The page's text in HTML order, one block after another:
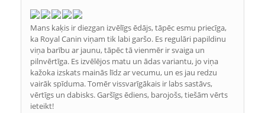
Mans kaķis ir diezgan izvēlīgs ēdājs, tāpēc esmu priecīga,
ka Royal Canin viņam tik labi garšo. Es regulāri papildinu
viņa barību ar jaunu, tāpēc tā vienmēr ir svaiga un
pilnvērtīga. Es izvēlējos matu un ādas variantu, jo viņa
kažoka izskats mainās līdz ar vecumu, un es jau redzu
vairāk spīduma. Tomēr vissvarīgākais ir labs sastāvs,
vērtīgs un dabisks. Garšīgs ēdiens, barojošs, tiešām vērts
ieteikt!